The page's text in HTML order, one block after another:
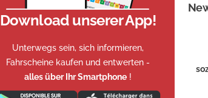
Download unserer App!
Unterwegs sein, sich informieren,
Fahrscheine kaufen und entwerten -
alles über Ihr Smartphone !